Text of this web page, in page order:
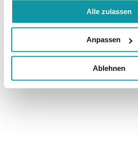
Alle zulassen
Anpassen
Ablehnen